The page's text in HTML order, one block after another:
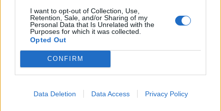
I want to opt-out of Collection, Use,
Retention, Sale, and/or Sharing of my
Personal Data that Is Unrelated with the
Purposes for which it was collected.
Opted Out
CONFIRM
Data Deletion Data Access Privacy Policy
29.05.26
Ο Philip Glass θα γιορτάσει τα 90ά του γενέθλια στις 31
Ιανουαρίου 2027 με μια πολυετή, διεθνή σειρά εκδηλώσεων
που κορυφώνεται με την παγκόσμια πρεμιέρα της "Συμφωνίας
Νο. 15: Lincoln" και επετειακά